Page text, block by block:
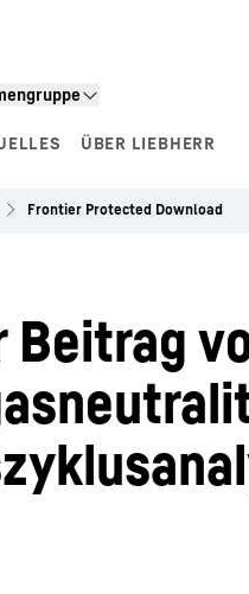
ÜBER LIEBHERR
Frontier Protected Download
Beitrag